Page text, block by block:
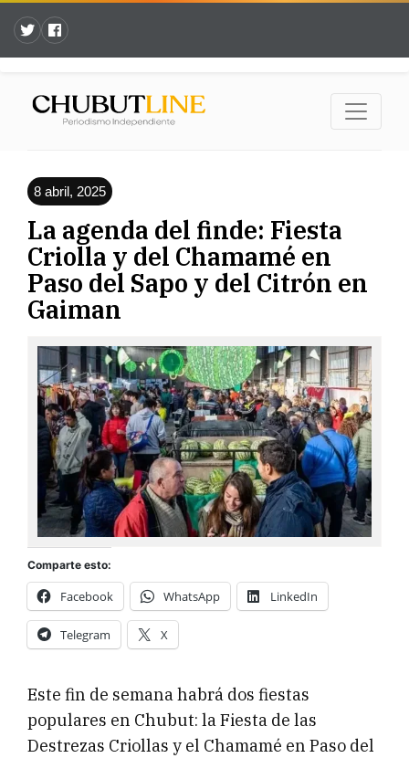
8 abril, 2025
La agenda del finde: Fiesta
Criolla y del Chamamé en
Paso del Sapo y del Citrón en
Gaiman
Comparte esto:
Facebook WhatsApp LinkedIn
Telegram X
Este fin de semana habrá dos fiestas
populares en Chubut: la Fiesta de las
Destrezas Criollas y el Chamamé en Paso del